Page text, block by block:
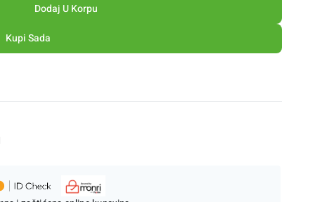
Dodaj U Korpu
Kupi Sada